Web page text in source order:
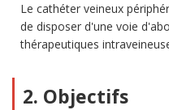
Le cathéter veineux
de disposer d'une voie
thérapeutiques
2. Objectifs